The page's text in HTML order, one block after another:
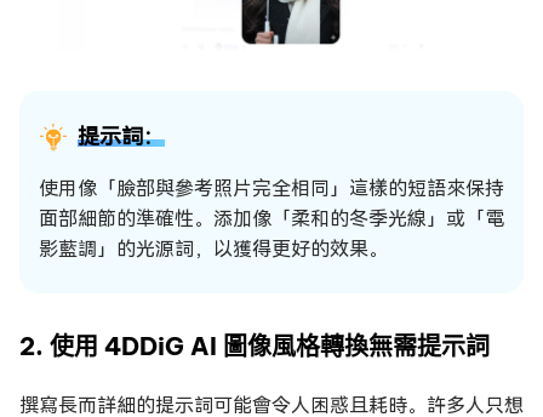
提示詞：
使用像「臉部與參考照片完全相同」這樣的短語來保持
面部細節的準確性。添加像「柔和的冬季光線」或「電
影藍調」的光源詞，以獲得更好的效果。
2. 使用 4DDiG AI 圖像風格轉換無需提示詞
撰寫長而詳細的提示詞可能會令人困惑且耗時。許多人只想